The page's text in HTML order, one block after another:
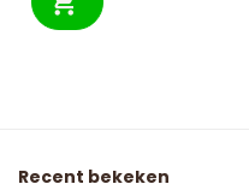
Recent bekeken